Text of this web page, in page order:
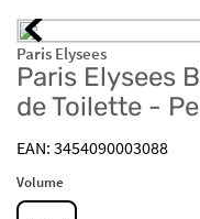
Paris Elysees
Paris Elysees
de Toilette -
3454090003088
Volume